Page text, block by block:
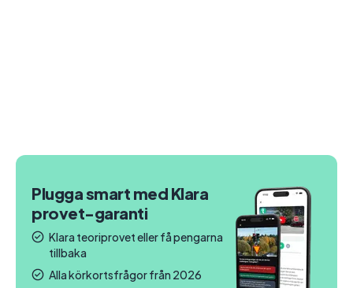
Plugga smart med Klara
provet-garanti
Klara teoriprovet eller få pengarna
tillbaka
Alla körkortsfrågor från 2026